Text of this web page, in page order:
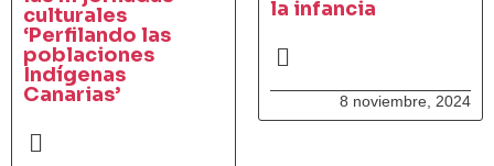
culturales
‘Perfilando las
poblaciones
Indígenas
Canarias’
la infancia
8 noviembre, 2024